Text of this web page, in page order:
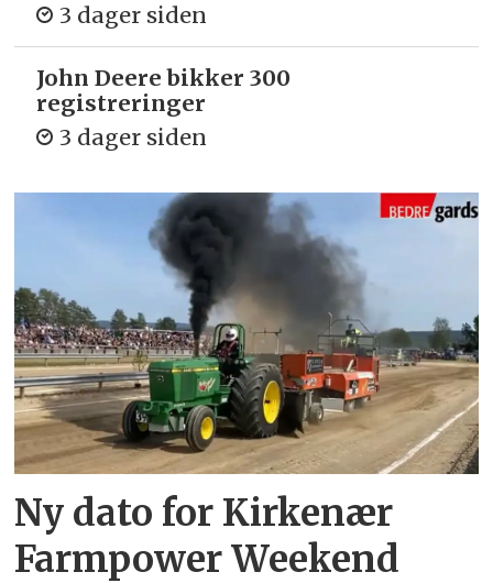
3 dager siden
John Deere bikker 300
registreringer
3 dager siden
Ny dato for Kirkenær
Farmpower Weekend